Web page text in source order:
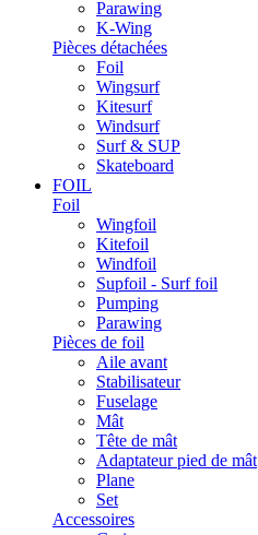
Parawing
K-Wing
Pièces détachées
Foil
Wingsurf
Kitesurf
Windsurf
Surf & SUP
Skateboard
FOIL
Foil
Wingfoil
Kitefoil
Windfoil
Supfoil - Surf foil
Pumping
Parawing
Pièces de foil
Aile avant
Stabilisateur
Fuselage
Mât
Tête de mât
Adaptateur pied de mât
Plane
Set
Accessoires